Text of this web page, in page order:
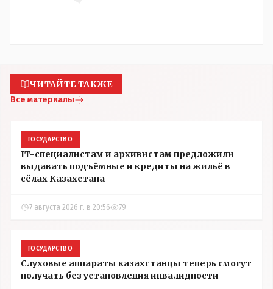
ЧИТАЙТЕ ТАКЖЕ
Все материалы
ГОСУДАРСТВО
IT-специалистам и архивистам предложили
выдавать подъёмные и кредиты на жильё в
сёлах Казахстана
7 августа 2026 г. в 20:56 79
ГОСУДАРСТВО
Слуховые аппараты казахстанцы теперь смогут
получать без установления инвалидности